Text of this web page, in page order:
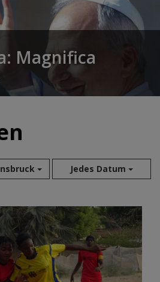
Magnifica
Jedes Datum
Aug 2026
Jul 2026
Jun 2026
Mai 2026
Apr 2026